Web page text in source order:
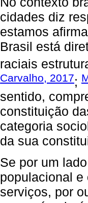
cidades diz
estamos
Brasil está
raciais
Carvalho, 2017;
sentido,
constituição
categoria
da sua
Se por um
populacional
serviços, por